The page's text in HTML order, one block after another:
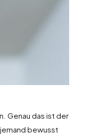
Genau das ist der
bewusst